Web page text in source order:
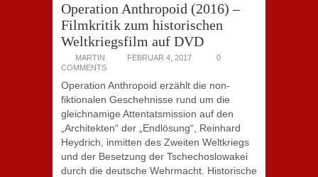
Operation Anthropoid (2016) –
Filmkritik zum historischen
Weltkriegsfilm auf DVD
MARTIN FEBRUAR 4, 2017
0
COMMENTS
Operation Anthropoid erzählt die non-
fiktionalen Geschehnisse rund um die
gleichnamige Attentatsmission auf den
„Architekten“ der „Endlösung“, Reinhard
Heydrich, inmitten des Zweiten Weltkriegs
und der Besetzung der Tschechoslowakei
durch die deutsche Wehrmacht. Historische